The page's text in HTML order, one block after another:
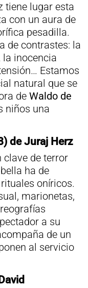
tiene lugar esta
con un aura de
pesadilla.
de contrastes: la
la inocencia
Estamos
natural que se
de Waldo de
niños una
de Juraj Herz
clave de terror
ha de
oníricos.
marionetas,
a su
de un
al servicio